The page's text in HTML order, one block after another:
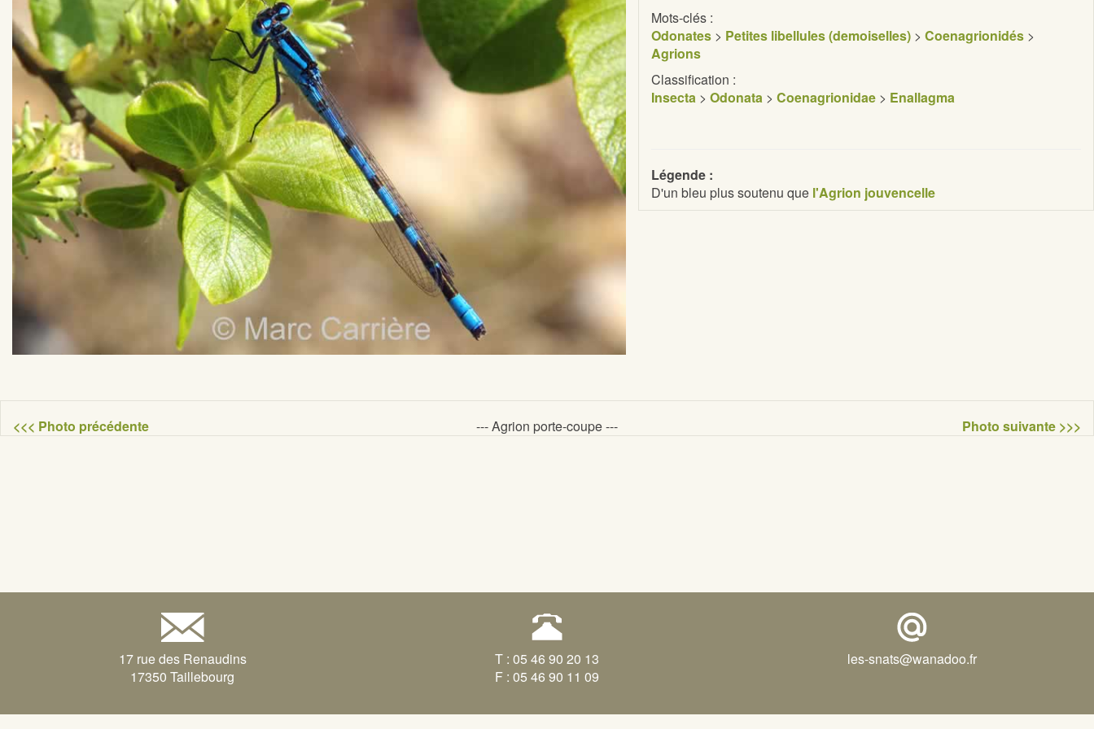
Mots-clés :
Odonates > Petites libellules (demoiselles) > Coenagrionidés >
Agrions
Classification :
Insecta > Odonata > Coenagrionidae > Enallagma
Légende :
D'un bleu plus soutenu que l'Agrion jouvencelle
<<< Photo précédente --- Agrion porte-coupe --- Photo suivante >>>
17 rue des Renaudins
17350 Taillebourg
T : 05 46 90 20 13
F : 05 46 90 11 09
les-snats@wanadoo.fr